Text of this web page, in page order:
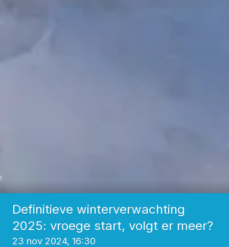
Definitieve winterverwachting
2025: vroege start, volgt er meer?
23 nov 2024, 16:30